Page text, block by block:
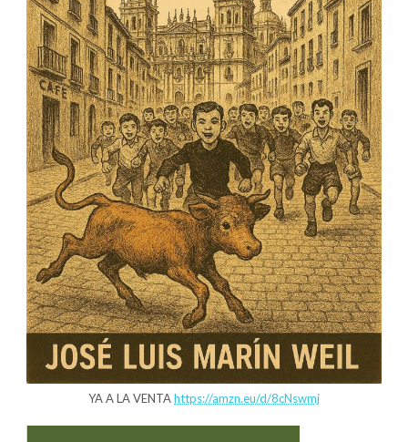
YA A LA VENTAhttps://amzn.eu/d/8cNswmj